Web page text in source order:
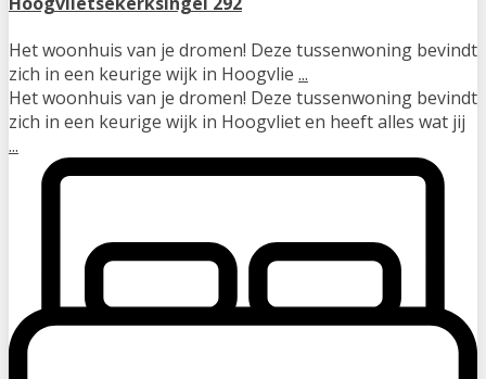
Het woonhuis van je dromen! Deze tussenwoning bevindt
zich in een keurige wijk in Hoogvlie ...
Het woonhuis van je dromen! Deze tussenwoning bevindt
zich in een keurige wijk in Hoogvliet en heeft alles wat jij
...